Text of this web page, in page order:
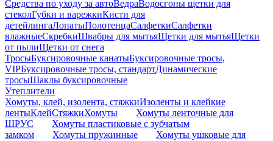
Средства по уходу за автоВедраВодосгоны щетки для
стеколГубки и варежкиКисти для
детейлингаЛопатыПолотенцаСалфеткиСалфетки
влажныеСкребкиШвабры для мытьяЩетки для мытьяЩетки
от пылиЩетки от снега
ТросыБуксировочные канатыБуксировочные тросы,
VIPБуксировочные тросы, стандартДинамические
тросыШаклы буксировочные
Утеплители
Хомуты, клей, изолента, стяжкиИзоленты и клейкие
лентыКлейСтяжкиХомуты
Хомуты ленточные для
ШРУС
Хомуты пластиковые с зубчатым
замком
Хомуты пружинные
Хомуты ушковые для